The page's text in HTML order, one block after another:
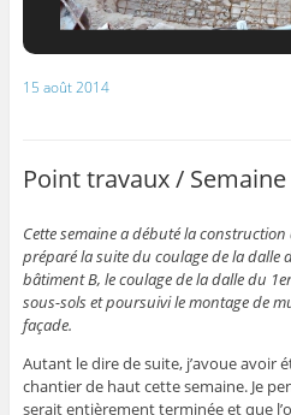
15 août 2014
Point travaux / Semaine
Cette semaine a débuté la
préparé la suite du coulage de la dalle
bâtiment B, le coulage de la dalle du
sous-sols et poursuivi le montage de
façade.
Autant le dire de suite, j’avoue avoir
chantier de haut cette semaine. Je
serait entièrement terminée et que